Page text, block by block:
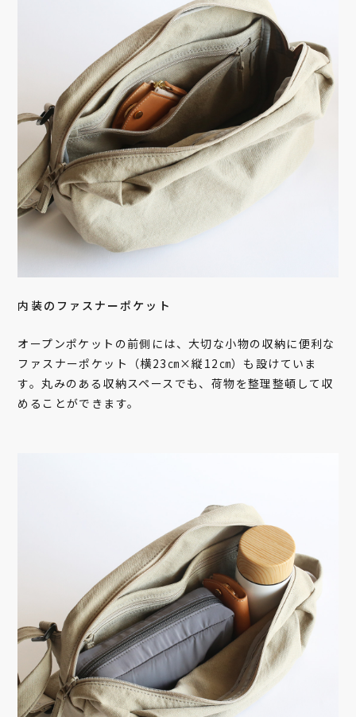
内装のファスナーポケット
オープンポケットの前側には、大切な小物の収納に便利な
ファスナーポケット（横23㎝×縦12㎝）も設けていま
す。丸みのある収納スペースでも、荷物を整理整頓して収
めることができます。